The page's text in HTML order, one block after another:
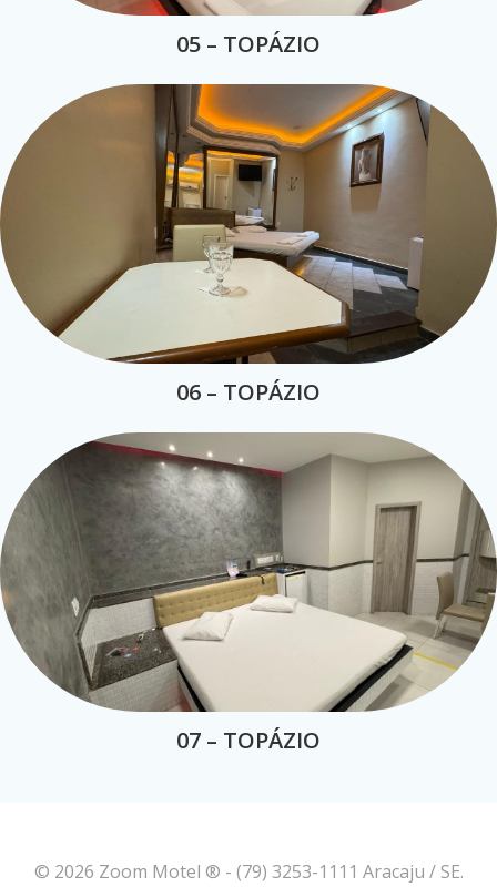
05 – TOPÁZIO
06 – TOPÁZIO
07 – TOPÁZIO
© 2026 Zoom Motel ® - (79) 3253-1111 Aracaju / SE.